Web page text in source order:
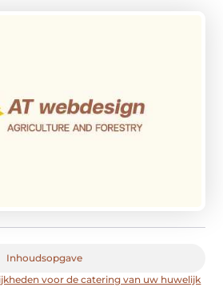
Inhoudsopgave
voor de catering van uw huwelijk